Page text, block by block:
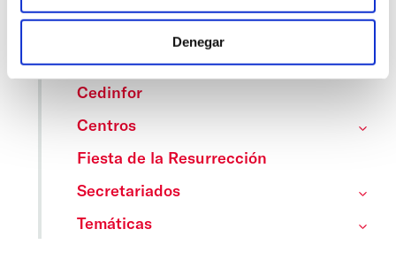
Denegar
Categorías
Cedinfor
Centros
Fiesta de la Resurrección
Secretariados
Temáticas